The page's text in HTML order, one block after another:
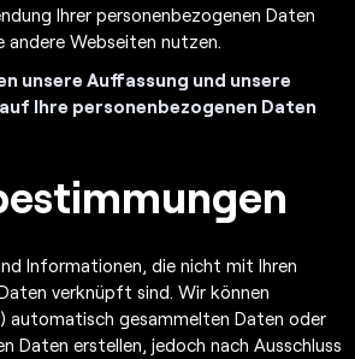
Ihrer personenbezogenen Daten
andere Webseiten nutzen.
unsere Auffassung und unsere
Ihre personenbezogenen Daten
Informationen, die nicht mit Ihren
verknüpft sind. Wir können
automatisch gesammelten Daten oder
Daten erstellen, jedoch nach Ausschluss